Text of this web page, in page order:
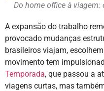
Do home office à viagem:
A expansão do trabalho
provocado mudanças
brasileiros viajam,
movimento tem
Temporada, que passou a
viagens curtas, mas